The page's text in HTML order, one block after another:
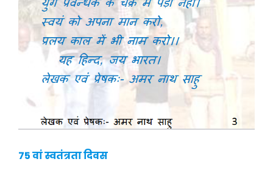
75 वां स्वतंत्रता दिवस